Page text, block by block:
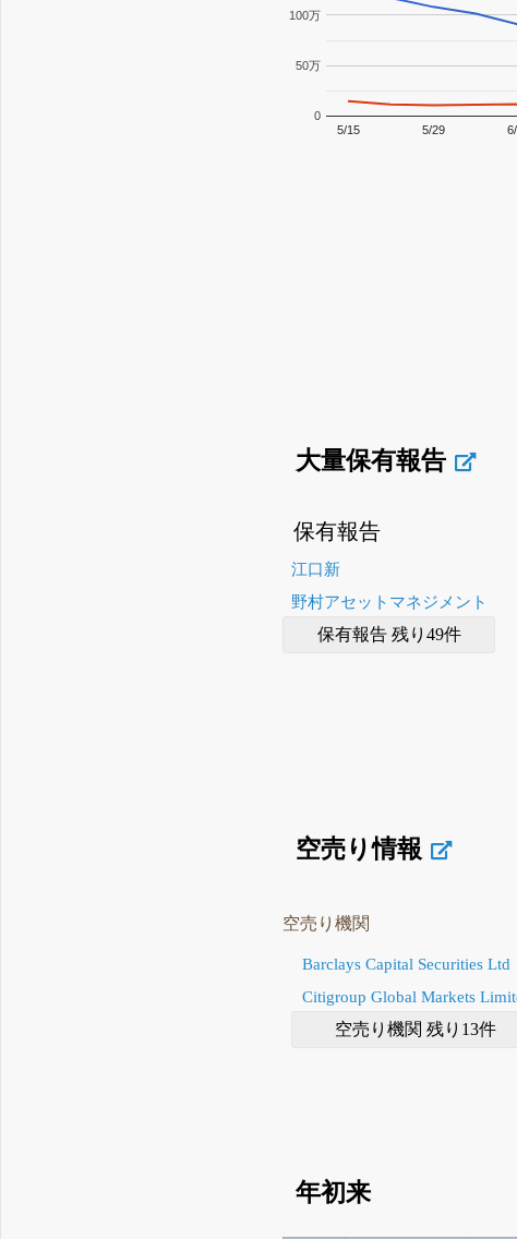
5/15 5/29
0
50万
100万
大量保有報告
保有報告
江口新
野村アセットマネジメント
保有報告 残り49件
空売り情報
空売り機関
Barclays Capital Securities Ltd
Citigroup Global Markets
空売り機関 残り13件
年初来